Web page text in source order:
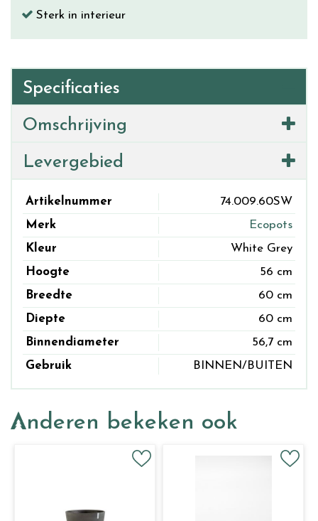
Sterk in interieur
Specificaties
Omschrijving
Levergebied
Artikelnummer
74.009.60SW
Merk
Ecopots
Kleur
White Grey
Hoogte
56 cm
Breedte
60 cm
Diepte
60 cm
Binnendiameter
56,7 cm
Gebruik
BINNEN/BUITEN
Anderen bekeken ook